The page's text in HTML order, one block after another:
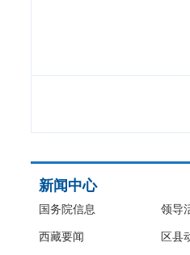
新闻中心
国务院信息
西藏要闻
领导
区县